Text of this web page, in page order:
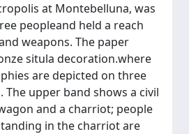
at Montebelluna, was
peopleand held a reach
weapons. The paper
situla decoration.where
are depicted on three
upper band shows a civil
and a charriot; people
in the charriot are